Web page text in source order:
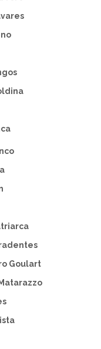
Goulart